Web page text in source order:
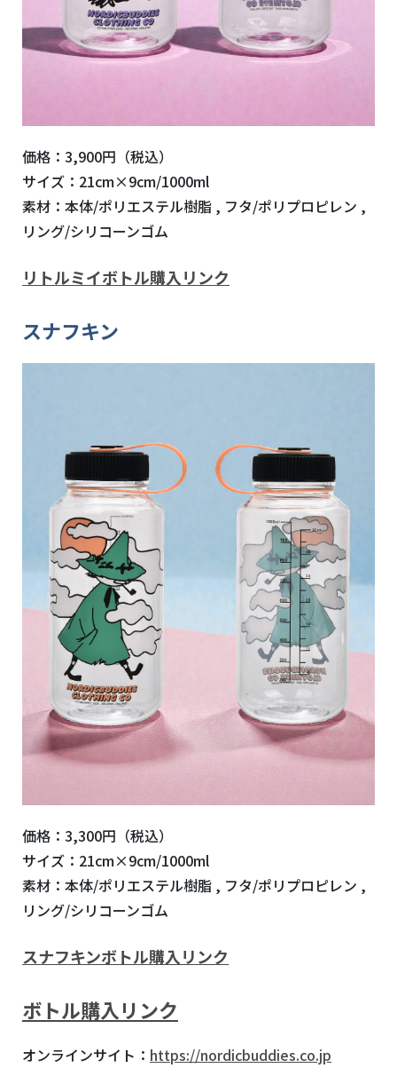
価格：3,900円（税込）
サイズ：21cm×9cm/1000ml
素材：本体/ポリエステル樹脂 , フタ/ポリプロピレン ,
リング/シリコーンゴム
リトルミイボトル購入リンク
スナフキン
価格：3,300円（税込）
サイズ：21cm×9cm/1000ml
素材：本体/ポリエステル樹脂 , フタ/ポリプロピレン ,
リング/シリコーンゴム
スナフキンボトル購入リンク
ボトル購入リンク
オンラインサイト： https://nordicbuddies.co.jp